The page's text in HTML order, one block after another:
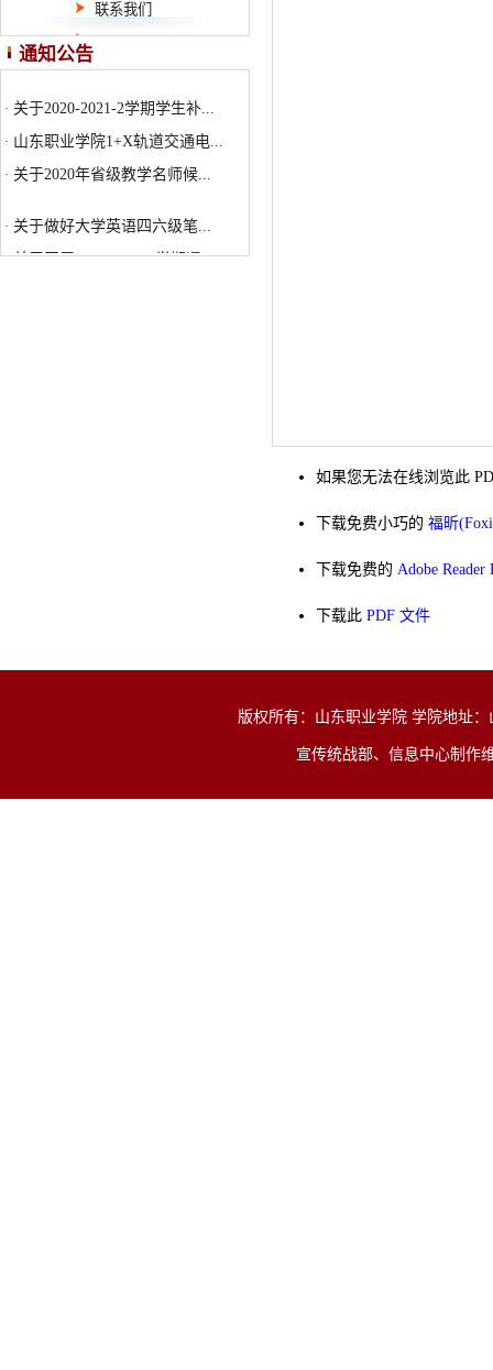
联系我们
通知公告
· 关于做好大学英语四六级笔...
· 关于开展2021-2022-1学期通...
关于2020-2021-2学期学生补...
山东职业学院1+X轨道交通电...
关于2020年省级教学名师候...
关于做好大学英语四六级笔...
· 关于开展2021-2022-1学期通...
如果您无法在线浏览此
下载免费小巧的 福昕
下载免费的 Adobe
下载此 PDF 文件
版权所有：山东职业学院 学院地址：
宣传统战部、信息中心制